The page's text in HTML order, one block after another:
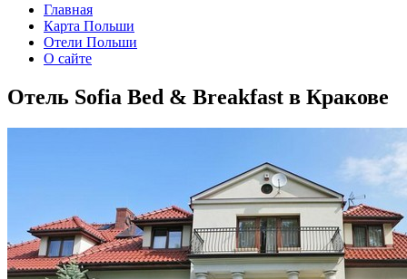
Главная
Карта Польши
Отели Польши
О сайте
Отель Sofia Bed & Breakfast в Кракове